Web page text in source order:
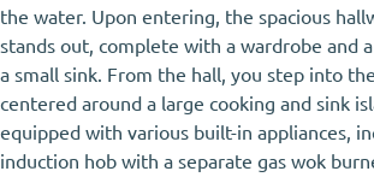
the water. Upon entering, the spacious
stands out, complete with a wardrobe and
a small sink. From the hall, you step into
centered around a large cooking and sink
equipped with various built-in appliances,
induction hob with a separate gas wok